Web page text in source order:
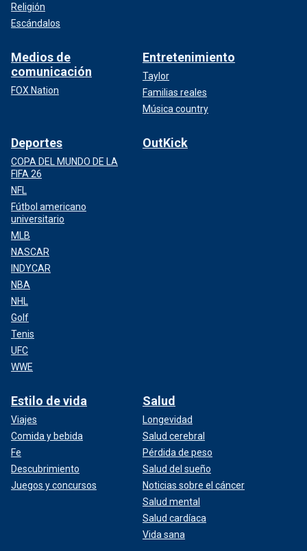
Religión
Escándalos
Medios de
comunicación
FOX Nation
Entretenimiento
Taylor
Familias reales
Música country
Deportes
COPA DEL MUNDO DE LA
FIFA 26
NFL
Fútbol americano
universitario
MLB
NASCAR
INDYCAR
NBA
NHL
Golf
Tenis
UFC
WWE
OutKick
Estilo de vida
Viajes
Comida y bebida
Fe
Descubrimiento
Juegos y concursos
Salud
Longevidad
Salud cerebral
Pérdida de peso
Salud del sueño
Noticias sobre el cáncer
Salud mental
Salud cardíaca
Vida sana